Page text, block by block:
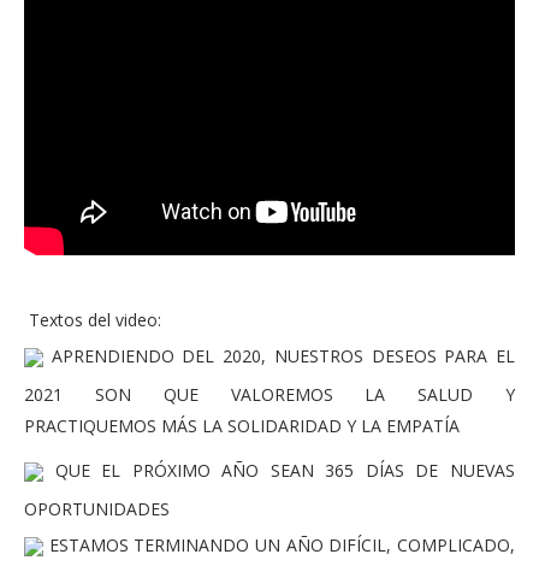
Textos del video:
APRENDIENDO DEL 2020, NUESTROS DESEOS PARA EL
2021 SON QUE VALOREMOS LA SALUD Y
PRACTIQUEMOS MÁS LA SOLIDARIDAD Y LA EMPATÍA
QUE EL PRÓXIMO AÑO SEAN 365 DÍAS DE NUEVAS
OPORTUNIDADES
ESTAMOS TERMINANDO UN AÑO DIFÍCIL, COMPLICADO,